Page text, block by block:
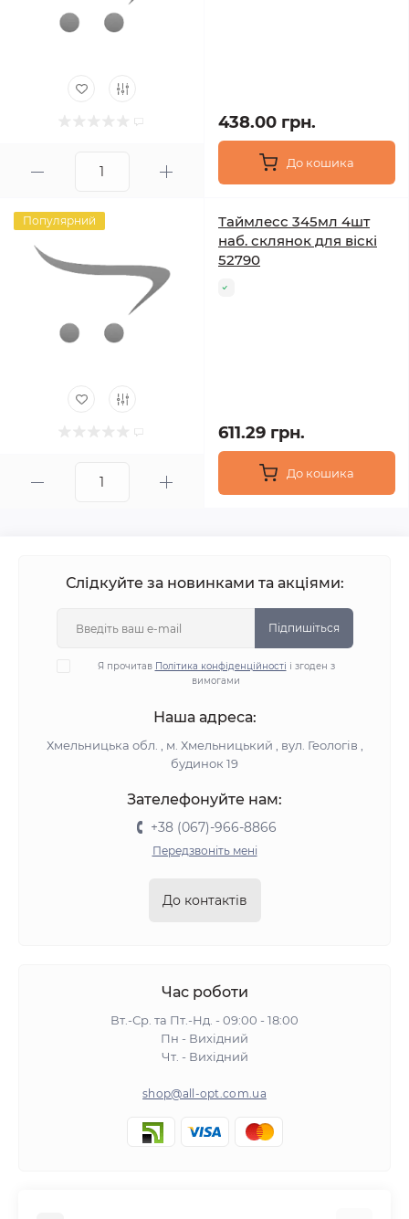
438.00 грн.
До кошика
Популярний
Таймлесс 345мл 4шт
наб. склянок для віскі
52790
611.29 грн.
До кошика
Слідкуйте за новинками та акціями:
Підпишіться
Я прочитав Політика конфіденційності і згоден з
вимогами
Наша адреса:
Хмельницька обл. , м. Хмельницький , вул. Геологів ,
будинок 19
Зателефонуйте нам:
+38 (067)-966-8866
Передзвоніть мені
До контактів
Час роботи
Вт.-Ср. та Пт.-Нд. - 09:00 - 18:00
Пн - Вихідний
Чт. - Вихідний
shop@all-opt.com.ua